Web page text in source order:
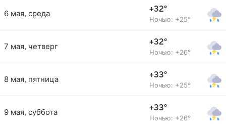
6 мая, среда +32°
Ночью: +25°
7 мая, четверг +32°
Ночью: +26°
8 мая, пятница +33°
Ночью: +25°
9 мая, суббота +33°
Ночью: +26°